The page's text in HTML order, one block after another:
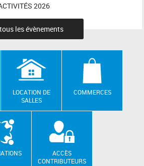
2026
tous les évènements
LOCATION DE
SALLES
COMMERCES
ACCÈS
CONTRIBUTEURS